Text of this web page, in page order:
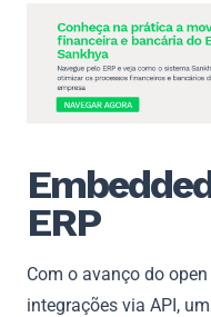
ERP
Com o avanço do
integrações via API,